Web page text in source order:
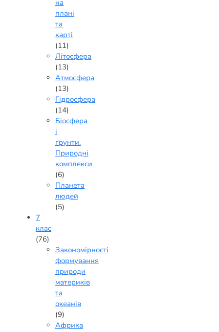
на
плані
та
карті
(11)
Літосфера
(13)
Атмосфера
(13)
Гідросфера
(14)
Біосфера
і
ґрунти.
Природні
комплекси
(6)
Планета
людей
(5)
7
клас
(76)
Закономірності
формування
природи
материків
та
океанів
(9)
Африка